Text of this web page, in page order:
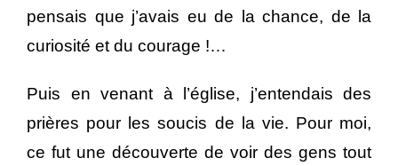
pensais que j’avais eu de la chance, de la
curiosité et du courage !…
Puis en venant à l’église, j’entendais des
prières pour les soucis de la vie. Pour moi,
ce fut une découverte de voir des gens tout